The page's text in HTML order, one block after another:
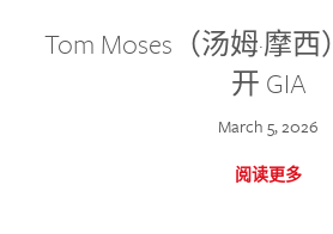
Tom Moses（汤姆·摩
开 GIA
March 5, 2026
阅读更多